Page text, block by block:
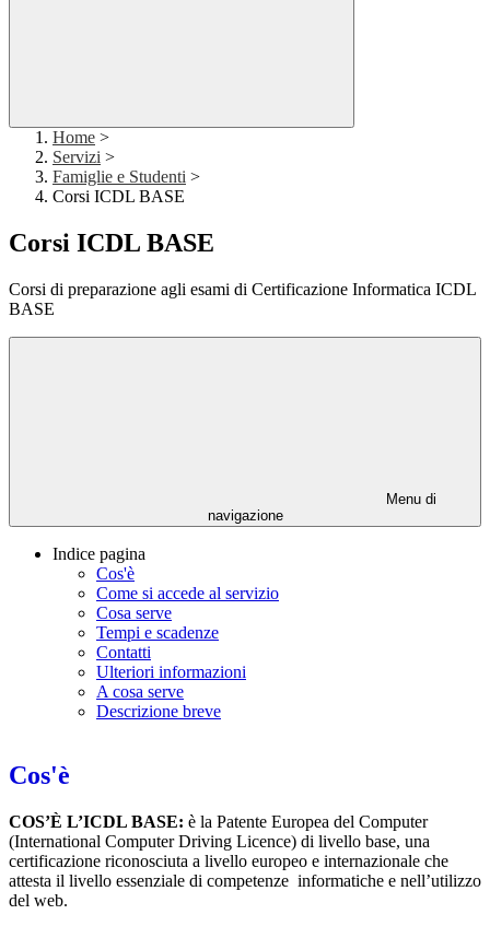
Home >
Servizi >
Famiglie e Studenti >
Corsi ICDL BASE
Corsi ICDL BASE
Corsi di preparazione agli esami di Certificazione Informatica ICDL
BASE
Menu di
navigazione
Indice pagina
Cos'è
Come si accede al servizio
Cosa serve
Tempi e scadenze
Contatti
Ulteriori informazioni
A cosa serve
Descrizione breve
Cos'è
COS’È L’ICDL BASE: è la Patente Europea del Computer
(International Computer Driving Licence) di livello base, una
certificazione riconosciuta a livello europeo e internazionale che
attesta il livello essenziale di competenze informatiche e nell’utilizzo
del web.